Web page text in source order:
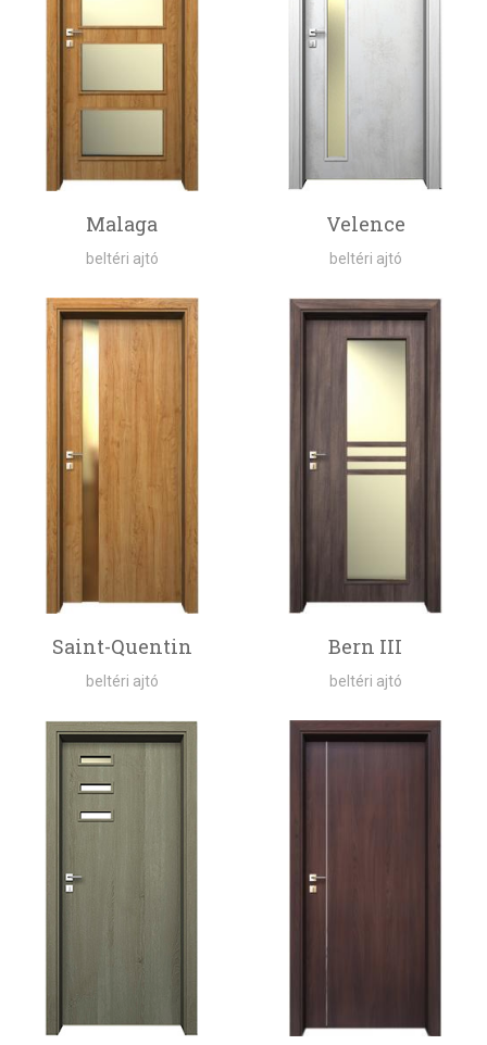
Malaga
beltéri ajtó
Velence
beltéri ajtó
Saint-Quentin
beltéri ajtó
Bern III
beltéri ajtó